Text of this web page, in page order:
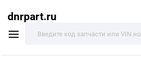
dnrpart.ru